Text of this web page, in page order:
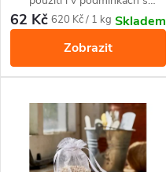
u
k
d
u
k
vysokou vlhkostí, jako jsou
kuchyně, vlhké sklepy nebo
otevřený terén. Působí proti
myším, potkanům a krysám.
62 Kč Měrná
620 Kč / 1 kg Skladem
Zobrazit